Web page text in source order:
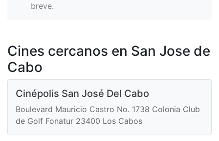
breve.
Cines cercanos en San Jose de
Cabo
Cinépolis San José Del Cabo
Boulevard Mauricio Castro No. 1738 Colonia Club
de Golf Fonatur 23400 Los Cabos